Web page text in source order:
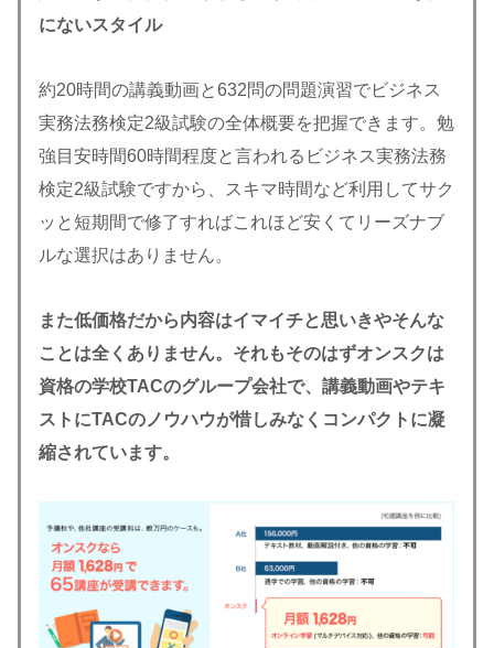
にないスタイル
約20時間の講義動画と632問の問題演習でビジネス
実務法務検定2級試験の全体概要を把握できます。勉
強目安時間60時間程度と言われるビジネス実務法務
検定2級試験ですから、スキマ時間など利用してサク
ッと短期間で修了すればこれほど安くてリーズナブ
ルな選択はありません。
また低価格だから内容はイマイチと思いきやそんな
ことは全くありません。それもそのはずオンスクは
資格の学校TACのグループ会社で、講義動画やテキ
ストにTACのノウハウが惜しみなくコンパクトに凝
縮されています。